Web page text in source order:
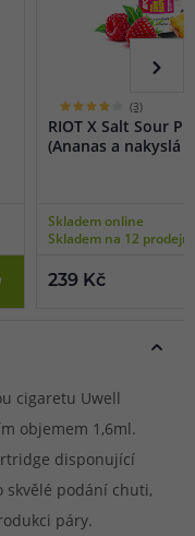
(3)
RIOT X Salt Sour
(Ananas a nakyslá
Skladem online
Skladem na 12
239 Kč
cigaretu Uwell
objemem 1,6ml.
disponující
skvělé podání chuti,
páry.